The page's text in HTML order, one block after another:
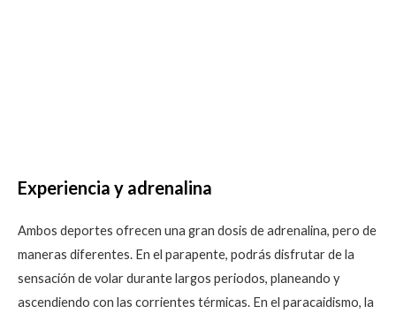
Experiencia y adrenalina
Ambos deportes ofrecen una gran dosis de adrenalina, pero de
maneras diferentes. En el parapente, podrás disfrutar de la
sensación de volar durante largos periodos, planeando y
ascendiendo con las corrientes térmicas. En el paracaidismo, la